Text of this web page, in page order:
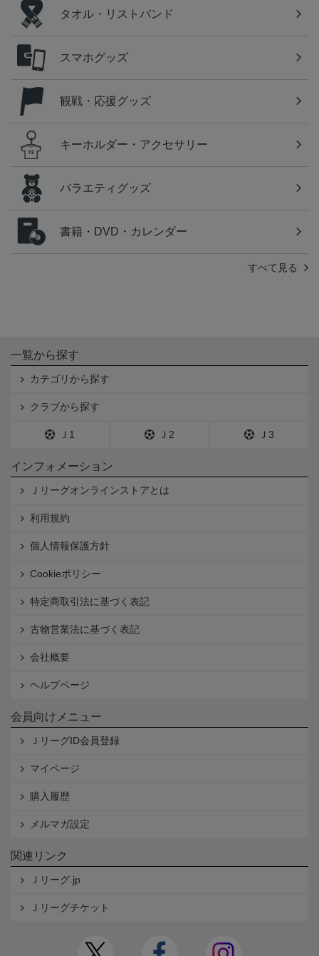
タオル・リストバンド
スマホグッズ
観戦・応援グッズ
キーホルダー・アクセサリー
バラエティグッズ
書籍・DVD・カレンダー
すべて見る
一覧から探す
カテゴリから探す
クラブから探す
Ｊ1 Ｊ2 Ｊ3
インフォメーション
Ｊリーグオンラインストアとは
利用規約
個人情報保護方針
Cookieポリシー
特定商取引法に基づく表記
古物営業法に基づく表記
会社概要
ヘルプページ
会員向けメニュー
ＪリーグID会員登録
マイページ
購入履歴
メルマガ設定
関連リンク
Ｊリーグ.jp
Ｊリーグチケット